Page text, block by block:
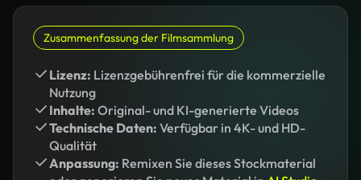
Zusammenfassung der Filmsammlung
Lizenz: Lizenzgebührenfrei für die kommerzielle
Nutzung
Inhalte: Original- und KI-generierte Videos
Technische Daten: Verfügbar in 4K- und HD-
Qualität
Anpassung: Remixen Sie dieses Stockmaterial